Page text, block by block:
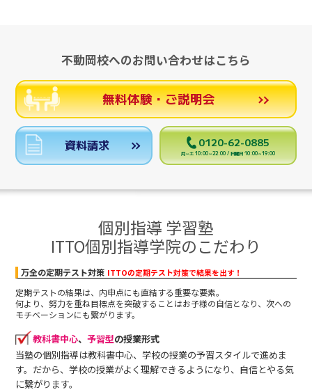
不動岡校へのお問い合わせはこちら
無料体験・ご説明会
資料請求 0120-62-0885
月～土 10:00～22:00 / 日曜日 10:00～19:00
個別指導 学習塾
ITTO個別指導学院のこだわり
万全の定期テスト対策 ITTOの定期テスト対策で結果を出す！
定期テストの結果は、内申点にも直結する重要な要素。
何より、努力を重ね目標点を突破することはお子様の自信となり、次への
モチベーションにも繋がります。
教科書中心、 予習型の授業形式
当塾の個別指導は教科書中心、学校の授業の予習スタイルで進めま
す。だから、学校の授業がよく理解できるようになり、自信とやる気
に繋がります。